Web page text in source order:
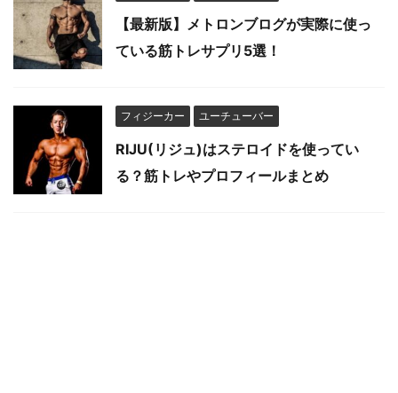
【最新版】メトロンブログが実際に使っ
ている筋トレサプリ5選！
フィジーカー ユーチューバー
RIJU(リジュ)はステロイドを使ってい
る？筋トレやプロフィールまとめ